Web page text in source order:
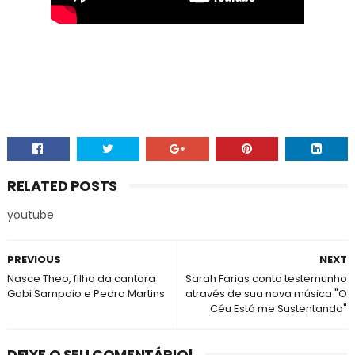
RELATED POSTS
youtube
NEXT
Sarah Farias conta testemunho
através de sua nova música "O
Céu Está me Sustentando"
PREVIOUS
Nasce Theo, filho da cantora
Gabi Sampaio e Pedro Martins